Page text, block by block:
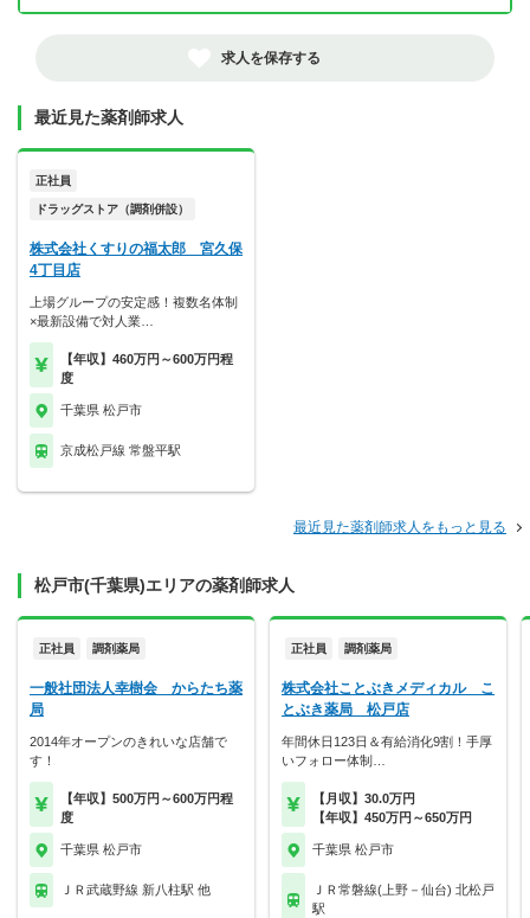
求人を保存する
最近見た薬剤師求人
正社員
ドラッグストア（調剤併設）
株式会社くすりの福太郎 宮久保
4丁目店
上場グループの安定感！複数名体制
×最新設備で対人業…
【年収】460万円～600万円程
度
千葉県 松戸市
京成松戸線 常盤平駅
最近見た薬剤師求人をもっと見る
松戸市(千葉県)エリアの薬剤師求人
正社員 調剤薬局
一般社団法人幸樹会 からたち薬
局
2014年オープンのきれいな店舗で
す！
【年収】500万円～600万円程
度
千葉県 松戸市
ＪＲ武蔵野線 新八柱駅 他
正社員 調剤薬局
株式会社ことぶきメディカル こ
とぶき薬局 松戸店
年間休日123日＆有給消化9割！手厚
いフォロー体制…
【月収】30.0万円
【年収】450万円～650万円
千葉県 松戸市
ＪＲ常磐線(上野－仙台) 北松戸
駅